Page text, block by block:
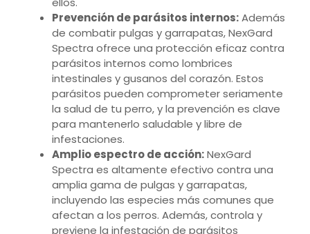
Prevención de parásitos internos:Además
de combatir pulgas y garrapatas, NexGard
Spectra ofrece una protección eficaz contra
parásitos internos como lombrices
intestinales y gusanos del corazón. Estos
parásitos pueden comprometer seriamente
la salud de tu perro, y la prevención es clave
para mantenerlo saludable y libre de
infestaciones.
Amplio espectro de acción:NexGard
Spectra es altamente efectivo contra una
amplia gama de pulgas y garrapatas,
incluyendo las especies más comunes que
afectan a los perros. Además, controla y
previene la infestación de parásitos